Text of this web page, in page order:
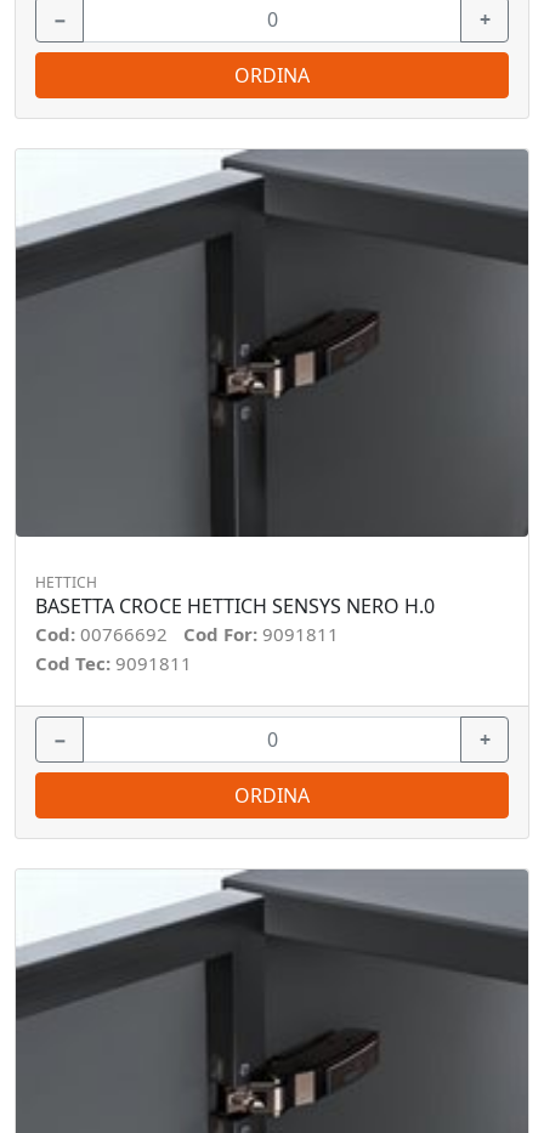
− +
ORDINA
HETTICH
BASETTA CROCE HETTICH SENSYS NERO H.0
Cod: 00766692 Cod For: 9091811
Cod Tec: 9091811
− +
ORDINA